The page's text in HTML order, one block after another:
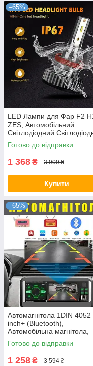
–65%
LED Лампи для Фар F2
ZES, Автомобільний
Світлодіодний
Світло
Готово до відправки
1 368 ₴ 3 909 ₴
Купити
–65%
Автомагнітола 1DIN 4052
inch+ (Bluetooth),
Автомобільна магнітола,
Магнітофон в машину
Готово до відправки
1 258 ₴ 3 594 ₴